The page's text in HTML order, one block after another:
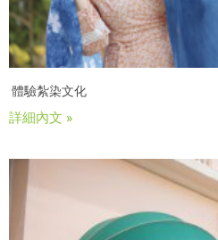
體驗紮染文化
詳細內文 »